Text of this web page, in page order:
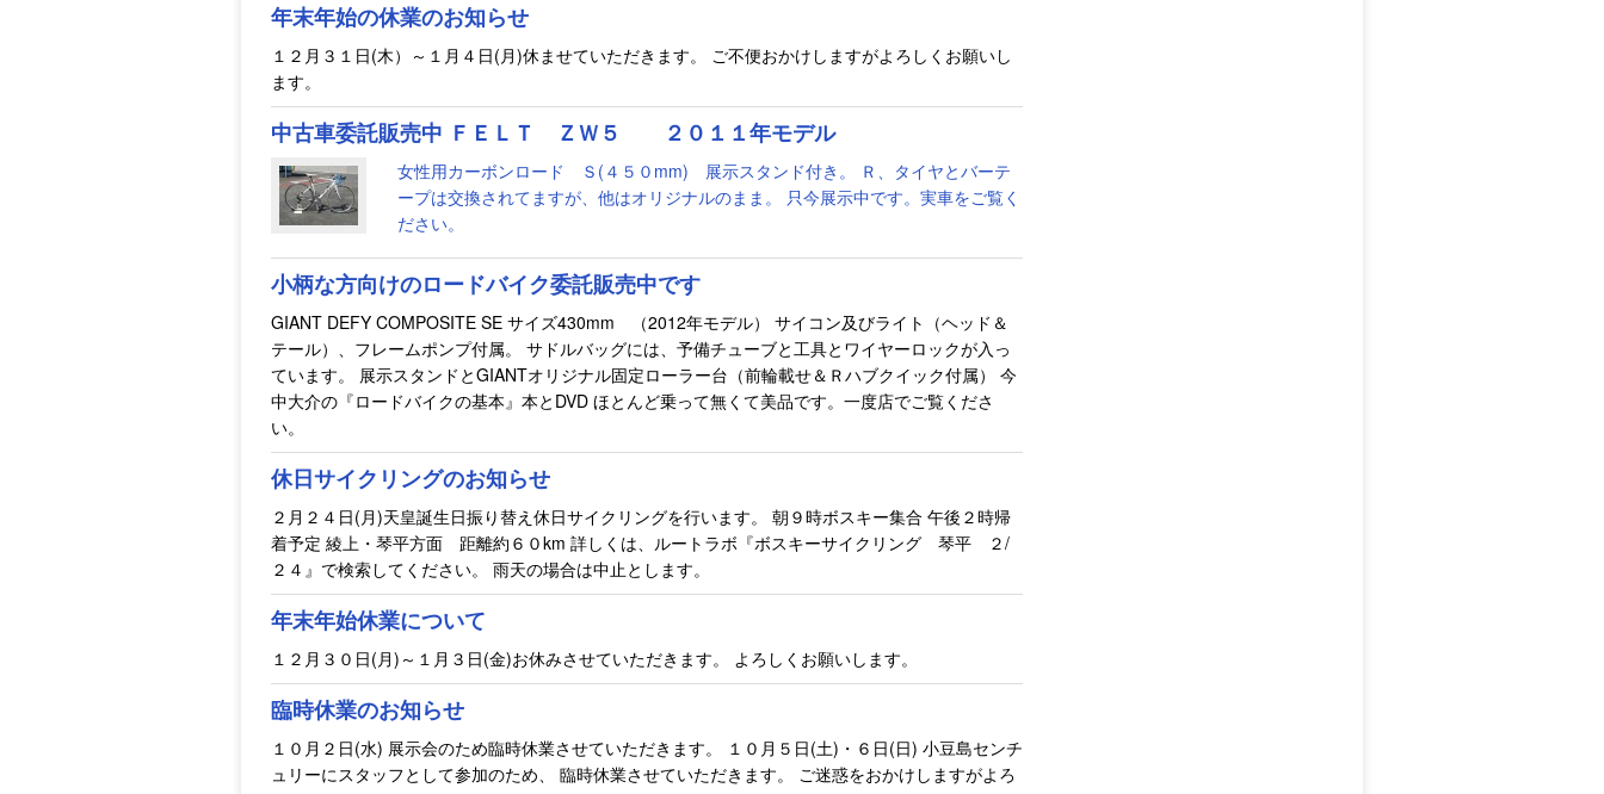
年末年始の休業のお知らせ
１２月３１日(木）～１月４日(月)休ませていただきます。 ご不便おかけしますがよろしくお願いし
ます。
中古車委託販売中 ＦＥＬＴ ＺＷ５ ２０１１年モデル
女性用カーボンロード Ｓ(４５０mm) 展示スタンド付き。 Ｒ、タイヤとバーテ
ープは交換されてますが、他はオリジナルのまま。 只今展示中です。実車をご覧く
ださい。
小柄な方向けのロードバイク委託販売中です
GIANT DEFY COMPOSITE SE サイズ430mm （2012年モデル） サイコン及びライト（ヘッド＆
テール）、フレームポンプ付属。 サドルバッグには、予備チューブと工具とワイヤーロックが入っ
ています。 展示スタンドとGIANTオリジナル固定ローラー台（前輪載せ＆Ｒハブクイック付属） 今
中大介の『ロードバイクの基本』本とDVD ほとんど乗って無くて美品です。一度店でご覧くださ
い。
休日サイクリングのお知らせ
２月２４日(月)天皇誕生日振り替え休日サイクリングを行います。 朝９時ボスキー集合 午後２時帰
着予定 綾上・琴平方面 距離約６０km 詳しくは、ルートラボ『ボスキーサイクリング 琴平 ２/
２４』で検索してください。 雨天の場合は中止とします。
年末年始休業について
１２月３０日(月)～１月３日(金)お休みさせていただきます。 よろしくお願いします。
臨時休業のお知らせ
１０月２日(水) 展示会のため臨時休業させていただきます。 １０月５日(土)・６日(日) 小豆島センチ
ュリーにスタッフとして参加のため、 臨時休業させていただきます。 ご迷惑をおかけしますがよろ